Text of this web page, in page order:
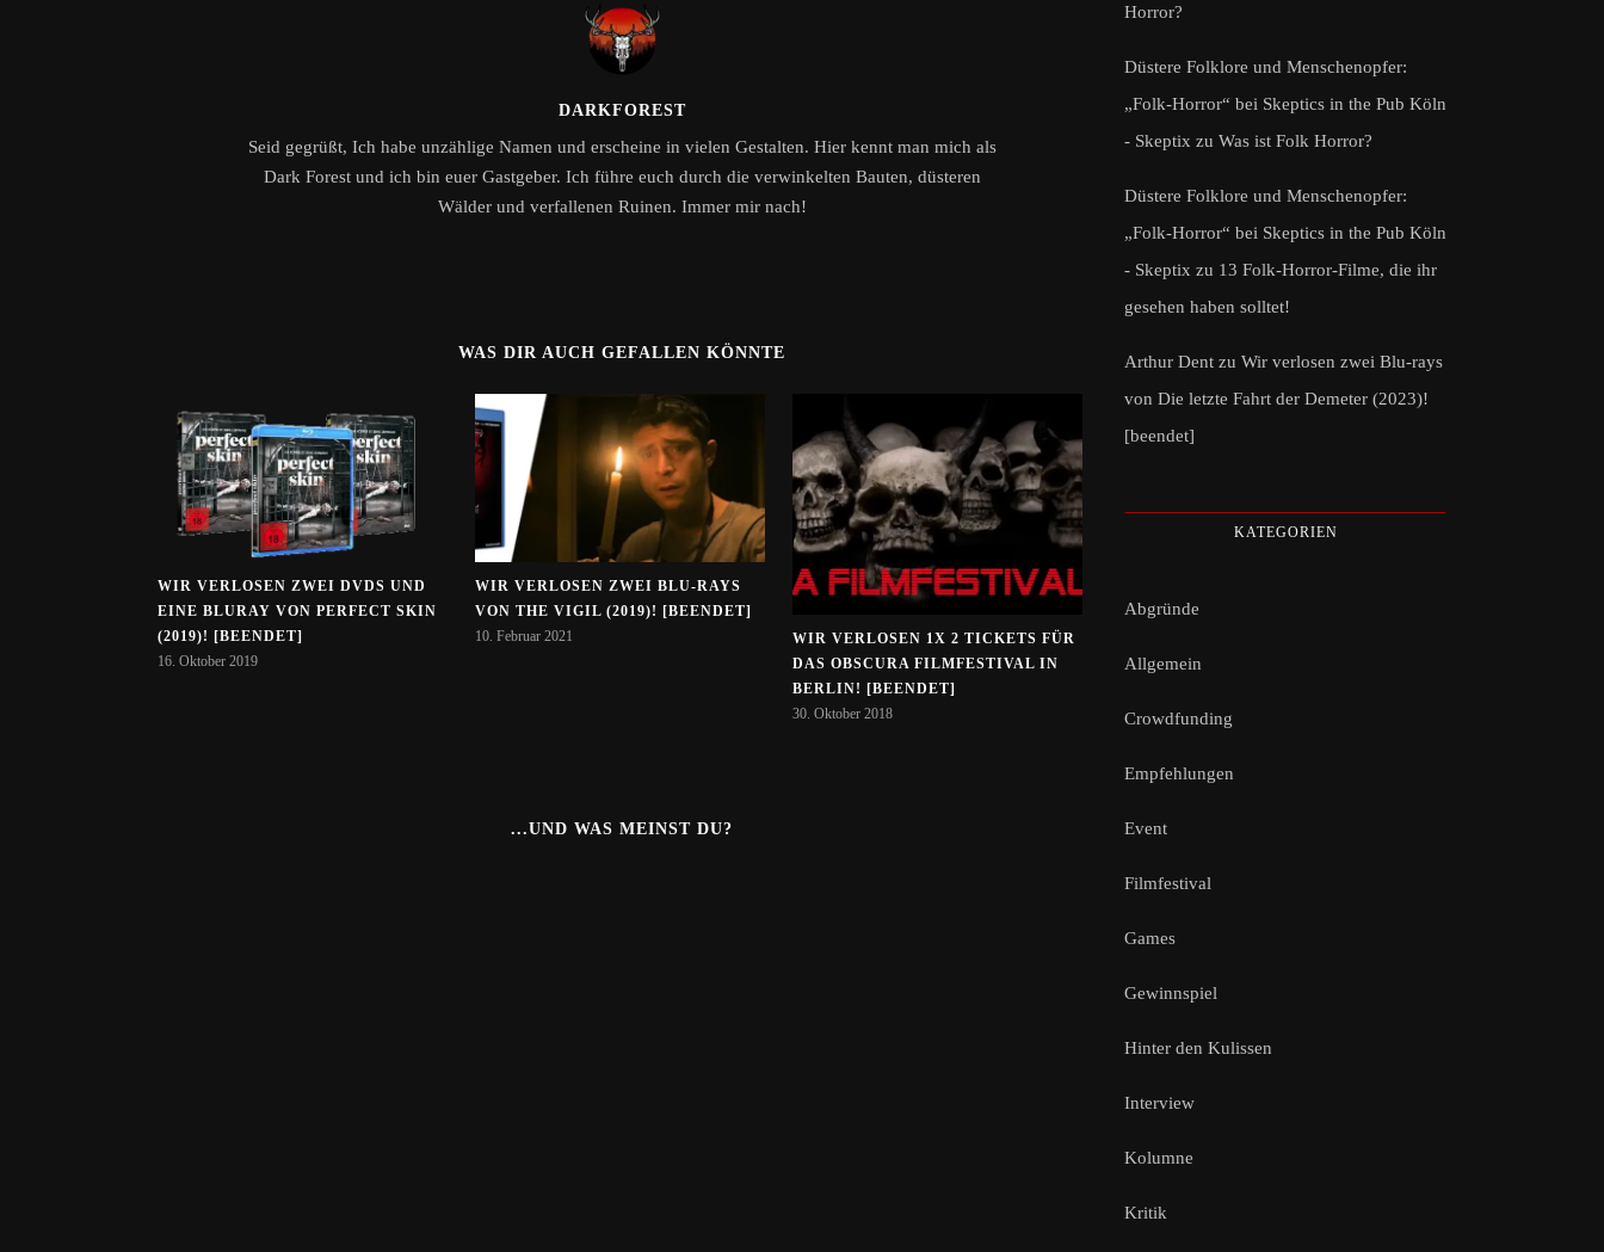
DARKFOREST
Seid gegrüßt, Ich habe unzählige Namen und erscheine in vielen Gestalten. Hier kennt man mich als
Dark Forest und ich bin euer Gastgeber. Ich führe euch durch die verwinkelten Bauten, düsteren
Wälder und verfallenen Ruinen. Immer mir nach!
WAS DIR AUCH GEFALLEN KÖNNTE
WIR VERLOSEN ZWEI DVDS UND
EINE BLURAY VON PERFECT SKIN
(2019)! [BEENDET]
16. Oktober 2019
WIR VERLOSEN ZWEI BLU-RAYS
VON THE VIGIL (2019)! [BEENDET]
10. Februar 2021
WIR VERLOSEN 1X 2 TICKETS FÜR
DAS OBSCURA FILMFESTIVAL IN
BERLIN! [BEENDET]
30. Oktober 2018
...UND WAS MEINST DU?
Horror?
Düstere Folklore und Menschenopfer:
„Folk-Horror“ bei Skeptics in the Pub Köln
- Skeptix zu Was ist Folk Horror?
Düstere Folklore und Menschenopfer:
„Folk-Horror“ bei Skeptics in the Pub Köln
- Skeptix zu 13 Folk-Horror-Filme, die ihr
gesehen haben solltet!
Arthur Dent zu Wir verlosen zwei Blu-rays
von Die letzte Fahrt der Demeter (2023)!
[beendet]
KATEGORIEN
Abgründe
Allgemein
Crowdfunding
Empfehlungen
Event
Filmfestival
Games
Gewinnspiel
Hinter den Kulissen
Interview
Kolumne
Kritik